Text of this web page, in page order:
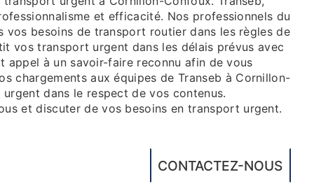
et efficacité. Nos professionnels du
besoins de transport routier dans les règles de
vos transport urgent dans les délais prévus avec
à un savoir-faire reconnu afin de vous
chargements aux équipes de Transeb à Cornillon-
dans le respect de vos contenus.
et discuter de vos besoins en transport urgent.
CONTACTEZ-NOUS